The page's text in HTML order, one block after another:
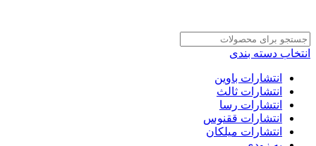
انتخاب دسته بندی
انتشارات باوین
انتشارات ثالث
انتشارات رسا
انتشارات ققنوس
انتشارات میلکان